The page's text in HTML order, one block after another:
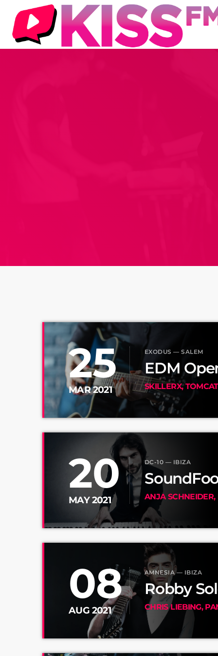
25
MAR 2021
EXODUS — SALEM
EDM
SKILLERX,
20
MAY 2021
DC-10 — IBIZA
ANJA SCHNEIDER,
08
AUG 2021
AMNESIA — IBIZA
Robby
CHRIS LIEBING,